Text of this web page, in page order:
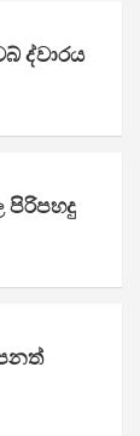
ද්වාරය